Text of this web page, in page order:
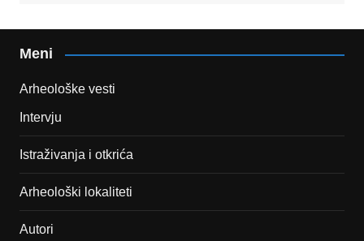
Meni
Arheološke vesti
Intervju
Istraživanja i otkrića
Arheološki lokaliteti
Autori